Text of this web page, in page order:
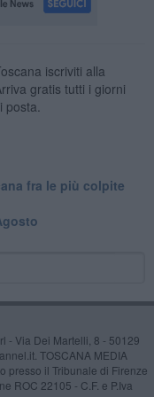
iscriviti alla
gratis tutti i giorni
fra le più colpite
- Via Dei Martelli, 8 - 50129
TOSCANA MEDIA
presso il Tribunale di Firenze
ROC 22105 - C.F. e P.Iva